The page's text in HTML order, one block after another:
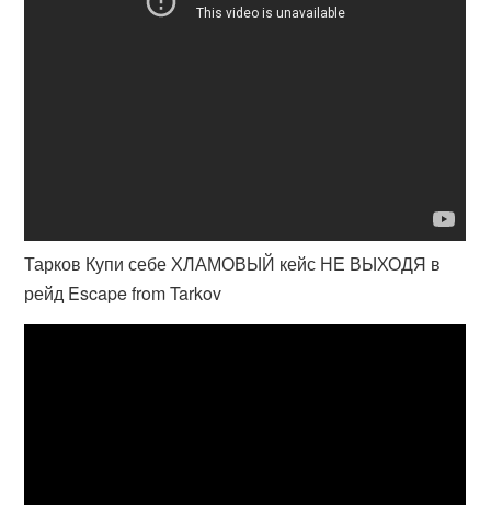
Тарков Купи себе ХЛАМОВЫЙ кейс НЕ ВЫХОДЯ в
рейд Escape from Tarkov